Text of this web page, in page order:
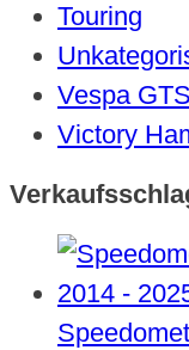
Touring
Vespa
Victory